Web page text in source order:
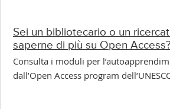
Sei un bibliotecario o un
saperne di più su Open
Consulta i moduli per
dall’Open Access program